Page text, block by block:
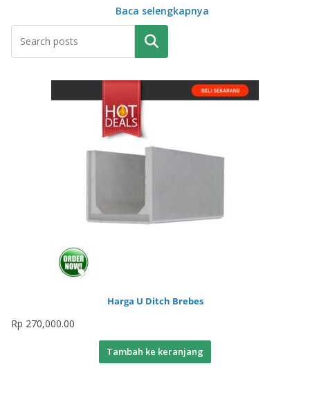
Baca selengkapnya
Pencarian
Harga U Ditch Brebes
Rp 270,000.00
Tambah ke keranjang